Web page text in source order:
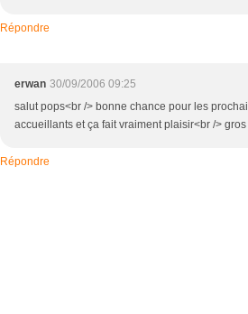
Répondre
erwan 30/09/2006 09:25
salut pops<br /> bonne chance pour les
accueillants et ça fait vraiment plaisir<br />
Répondre